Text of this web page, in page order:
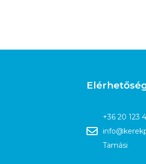
+36 20 123
Tamási